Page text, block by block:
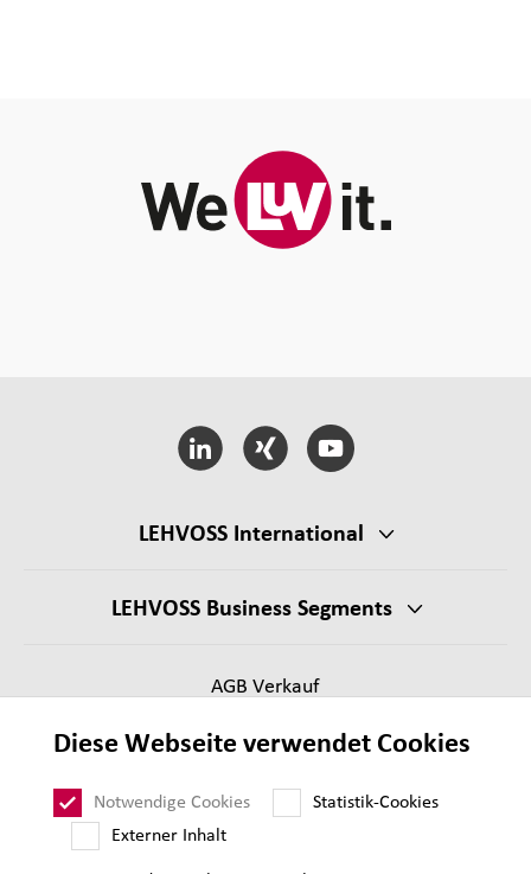
LEHVOSS International
LEHVOSS Business Segments
AGB Verkauf
Impressum
Datenschutz
Diese Webseite verwendet Cookies
Notwendige Cookies
Statistik-Cookies
Externer Inhalt